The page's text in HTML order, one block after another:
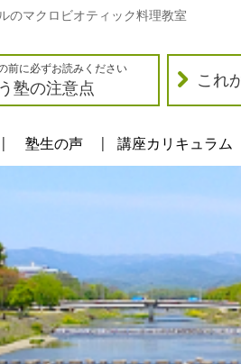
のマクロビオティック料理教室
前に必ずお読みください
塾の注意点 これ
塾生の声 講座カリキュラム